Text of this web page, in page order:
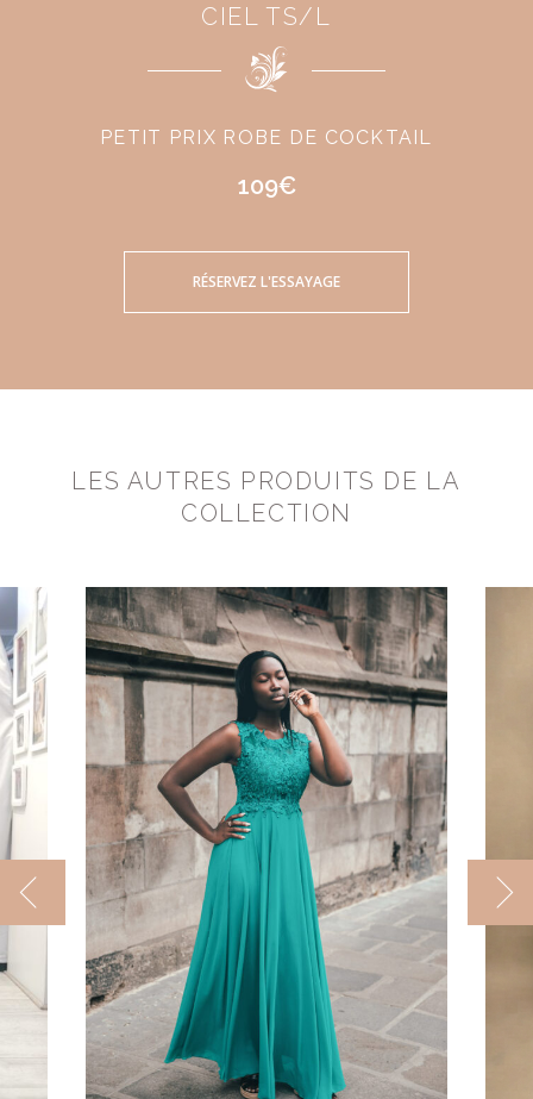
CIEL TS/L
PETIT PRIX ROBE DE COCKTAIL
109€
RÉSERVEZ L'ESSAYAGE
LES AUTRES PRODUITS DE LA
COLLECTION